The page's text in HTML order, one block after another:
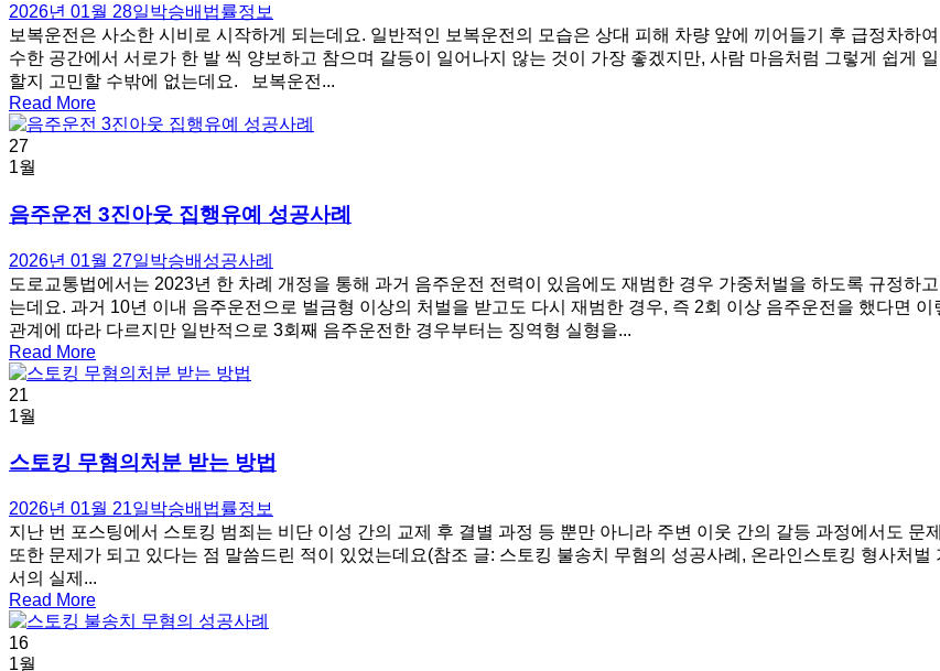
2026년 01월 28일박승배 법률정보
보복운전은 사소한 시비로 시작하게 되는데요. 일반적인 보복운전의 모습은 상대 피해 차량 앞에 끼어들기 후 급정차하
수한 공간에서 서로가 한 발 씩 양보하고 참으며 갈등이 일어나지 않는 것이 가장 좋겠지만, 사람 마음처럼 그렇게 쉽게
할지 고민할 수밖에 없는데요. 보복운전...
Read More
27
1월
음주운전 3진아웃 집행유예 성공사례
2026년 01월 27일박승배 성공사례
도로교통법에서는 2023년 한 차례 개정을 통해 과거 음주운전 전력이 있음에도 재범한 경우 가중처벌을 하도록 규정하
는데요. 과거 10년 이내 음주운전으로 벌금형 이상의 처벌을 받고도 다시 재범한 경우, 즉 2회 이상 음주운전을 했다면
관계에 따라 다르지만 일반적으로 3회째 음주운전한 경우부터는 징역형 실형을...
Read More
21
1월
스토킹 무혐의처분 받는 방법
2026년 01월 21일박승배 법률정보
지난 번 포스팅에서 스토킹 범죄는 비단 이성 간의 교제 후 결별 과정 등 뿐만 아니라 주변 이웃 간의 갈등 과정에서도
또한 문제가 되고 있다는 점 말씀드린 적이 있었는데요(참조 글: 스토킹 불송치 무혐의 성공사례, 온라인스토킹 형사처
서의 실제...
Read More
16
1월